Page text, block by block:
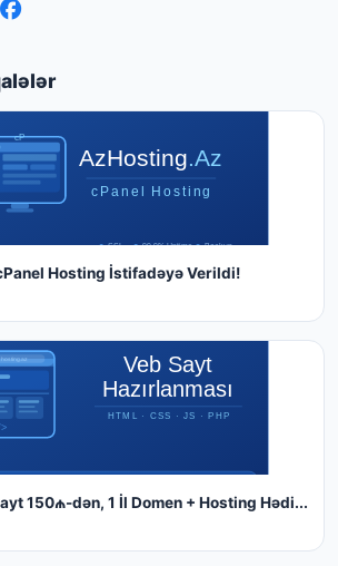
Hosting İstifadəyə Verildi!
150₼-dən, 1 İl Domen + Hosting Hədi...